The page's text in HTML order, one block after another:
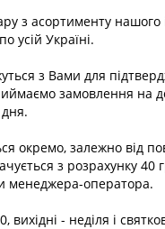
з асортименту
усій Україні.
з Вами для
замовлення на
окремо, залежно від
з розрахунку
менеджера-оператора.
- неділя і